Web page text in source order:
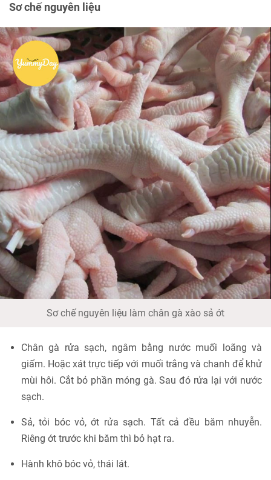
Sơ chế nguyên liệu
Sơ chế nguyên liệu làm chân gà xào sả ớt
Chân gà rửa sạch, ngâm bằng nước muối loãng và
giấm. Hoặc xát trực tiếp với muối trắng và chanh để khử
mùi hôi. Cắt bỏ phần móng gà. Sau đó rửa lại với nước
sạch.
Sả, tỏi bóc vỏ, ớt rửa sạch. Tất cả đều băm nhuyễn.
Riêng ớt trước khi băm thì bỏ hạt ra.
Hành khô bóc vỏ, thái lát.